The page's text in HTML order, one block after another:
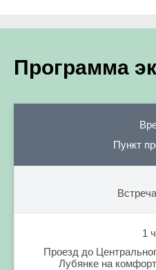
Программа
Пункт
1
Проезд до
Лубянке на